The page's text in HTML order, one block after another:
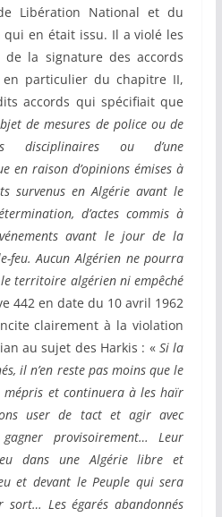
Libération National et du
en était issu. Il a violé les
la signature des accords
en particulier du chapitre II,
accords qui spécifiait que
de mesures de police ou de
disciplinaires ou d’une
en raison d’opinions émises à
survenus en Algérie avant le
d’actes commis à
avant le jour de la
feu. Aucun Algérien ne pourra
territoire algérien ni empêché
442 en date du 10 avril 1962
clairement à la violation
au sujet des Harkis : « Si la
il n’en reste pas moins que le
mépris et continuera à les haïr
user de tact et agir avec
provisoirement… Leur
dans une Algérie libre et
et devant le Peuple qui sera
sort… Les égarés abandonnés